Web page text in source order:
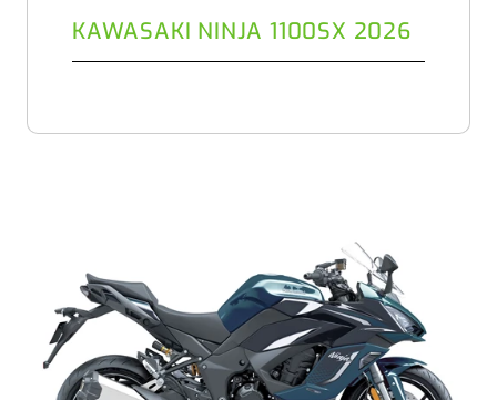
KAWASAKI NINJA 1100SX 2026